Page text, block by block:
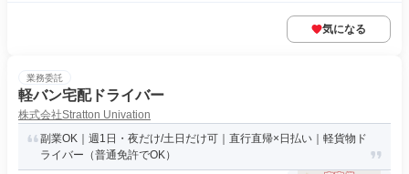
気になる
業務委託
軽バン宅配ドライバー
株式会社Stratton Univation
副業OK｜週1日・夜だけ/土日だけ可｜直行直帰×日払い｜軽貨物ド
ライバー（普通免許でOK）